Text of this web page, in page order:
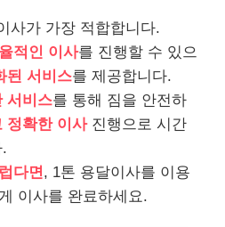
사가 가장 적합합니다.
적인 이사를 진행할 수 있으
된 서비스를 제공합니다.
서비스를 통해 짐을 안전하
정확한 이사진행으로 시간
다면, 1톤 용달이사를 이용
이사를 완료하세요.